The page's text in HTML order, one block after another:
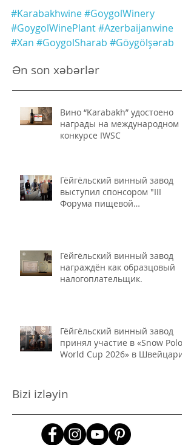
#Karabakhwine#GoygolWinery
#GoygolWinePlant#Azerbaijanwine
#Xan #GoygolSharab #Göygölşərab
Ən son xəbərlər
Вино “Karabakh” удостоено
награды на международном
конкурсе IWSC
Гёйгёльский винный завод
выступил спонсором "III
Форума пищевой
Гёйгёльский винный завод
награждён как образцовый
налогоплательщик.
Гёйгёльский винный завод
принял участие в «Snow Polo
World Cup 2026» в Швейцарии
Bizi izləyin